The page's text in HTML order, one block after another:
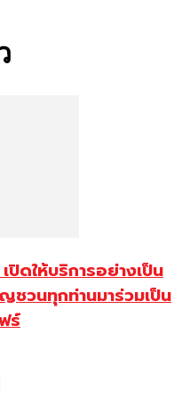
ดให้บริการอย่างเป็น
ชวนทุกท่านมาร่วมเป็น
ร์